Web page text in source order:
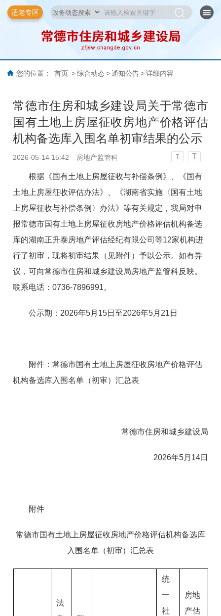
适老专区
您的位置： 首页 > 综合动态 > 通知公告 > 详细内容
常德市住房和城乡建设局关于常德市
国有土地上房屋征收房地产价格评估
机构备选库入围名单初审结果的公示
2026-05-14 15:42 房地产监管科 T T
根据《国有土地上房屋征收与补偿条例》
《国有
土地上房屋征收评估办法》、《湖南省实施〈国有土地
上房屋征收与补偿条例〉办法》等有关规定，我局对申
报常德市国有土地上房屋征收房地产价格评估机构备选
库的湖南正升泰房地产评估经纪有限公司等12家机构进
行了初审，现将初审结果（见附件）予以公示。如有异
议，可向常德市住房和城乡建设局房地产监管科反映。
联系电话：0736-7896991。
公示期 ： 2026年5月 15日至2026年5月 21 日
附件：常德市国有土地上房屋征收房地产价格评估
机构备选库入围名单 （初审）汇总表
常德市住房和城乡建设局
2026年5月 14日
附件
常德市国有土地上房屋征收房地产价格评估机构备选库
入围名单（初审） 汇总表
法
统
一
社
房地
产估